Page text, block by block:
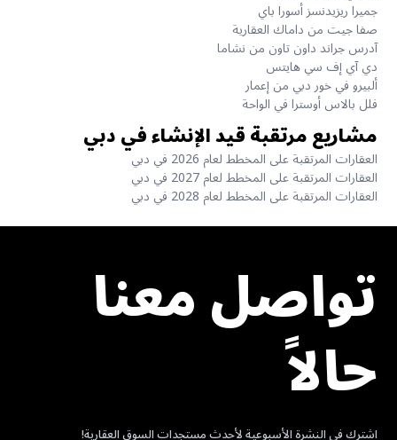
جميرا ريزيدنسز أسورا باي
صفا جيت من داماك العقارية
آدرس جراند داون تاون من نشاما
دي آي إف سي هايتس
ألبيرو في خور دبي من إعمار
فلل بالاس أوسترا في الواحة
مشاريع مرتقبة قيد الإنشاء في دبي
العقارات المرتقبة على المخطط لعام 2026 في دبي
العقارات المرتقبة على المخطط لعام 2027 في دبي
العقارات المرتقبة على المخطط لعام 2028 في دبي
تواصل معنا
حالاً
اشترك في النشرة الأسبوعية لأحدث مستجدات السوق العقارية!